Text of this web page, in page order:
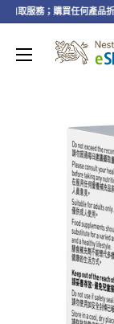
取服務；購買任何產品